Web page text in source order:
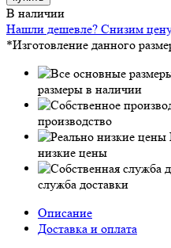
В наличии
Нашли дешевле? Снизим
*Изготовление данного
размеры в наличии
производство
низкие цены
служба доставки
Описание
Доставка и оплата